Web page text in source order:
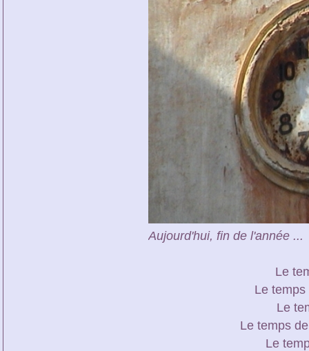
Aujourd'hui, fin de l'année ...
Le
Le
Le
Le temps
Le